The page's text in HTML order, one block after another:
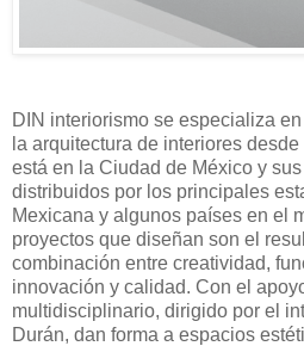
DIN interiorismo se especializa
la arquitectura de interiores
está en la Ciudad de México y
distribuidos por los principales
Mexicana y algunos países en el
proyectos que diseñan son el
combinación entre creatividad,
innovación y calidad. Con el
multidisciplinario, dirigido por el
Durán, dan forma a espacios